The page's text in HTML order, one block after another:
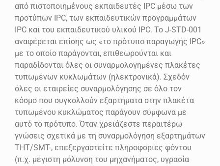
από πιστοποιημένους εκπαιδευτές IPC μέσω των
προτύπων IPC, των εκπαιδευτικών προγραμμάτων
IPC και του εκπαιδευτικού υλικού IPC. Το J-STD-001
αναφέρεται επίσης ως «το πρότυπο παραγωγής IPC»
με το οποίο παράγονται, επιθεωρούνται και
παραδίδονται όλες οι συναρμολογημένες πλακέτες
τυπωμένων κυκλωμάτων (ηλεκτρονικά). Σχεδόν
όλες οι εταιρείες συναρμολόγησης σε όλο τον
κόσμο που συγκολλούν εξαρτήματα στην πλακέτα
τυπωμένου κυκλώματος παράγουν σύμφωνα με
αυτό το πρότυπο. Όταν χρειάζεστε περαιτέρω
γνώσεις σχετικά με τη συναρμολόγηση εξαρτημάτων
THT/SMT-, επεξεργαστείτε πληροφορίες φόντου
(π.χ. μέγιστη μόλυνση του μηχανήματος, υγρασία